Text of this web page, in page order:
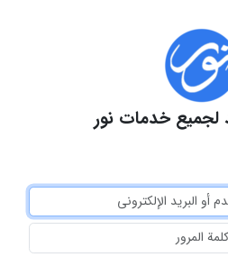
خدمات نور